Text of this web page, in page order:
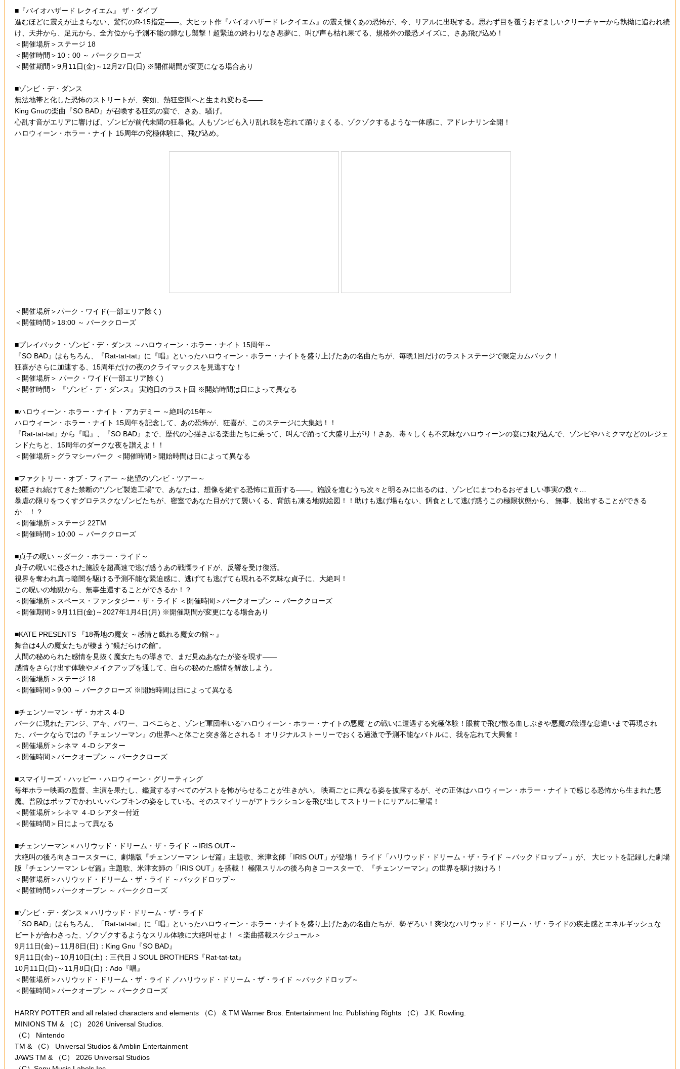
■『バイオハザード レクイエム』 ザ・ダイブ
進むほどに震えが止まらない、驚愕のR-15指定――。大ヒット作『バイオハザード レクイエム』の震え慄くあの恐怖が、今、リアルに出現する。思わず目を覆うおぞましいクリーチャーから執拗に追われ続
け、天井から、足元から、全方位から予測不能の隙なし襲撃！超緊迫の終わりなき悪夢に、叫び声も枯れ果てる、規格外の最恐メイズに、さあ飛び込め！
＜開催場所＞ステージ 18
＜開催時間＞10：00 ～ パーククローズ
＜開催期間＞9月11日(金)～12月27日(日) ※開催期間が変更になる場合あり
■ゾンビ・デ・ダンス
無法地帯と化した恐怖のストリートが、突如、熱狂空間へと生まれ変わる――
King Gnuの楽曲『SO BAD』が召喚する狂気の宴で、さあ、騒げ。
心乱す音がエリアに響けば、ゾンビが前代未聞の狂暴化。人もゾンビも入り乱れ我を忘れて踊りまくる、ゾクゾクするような一体感に、アドレナリン全開！
ハロウィーン・ホラー・ナイト 15周年の究極体験に、飛び込め。
＜開催場所＞パーク・ワイド(一部エリア除く)
＜開催時間＞18:00 ～ パーククローズ
■プレイバック・ゾンビ・デ・ダンス ～ハロウィーン・ホラー・ナイト 15周年～
『SO BAD』はもちろん、『Rat-tat-tat』に『唱』といったハロウィーン・ホラー・ナイトを盛り上げたあの名曲たちが、毎晩1回だけのラストステージで限定カムバック！
狂喜がさらに加速する、15周年だけの夜のクライマックスを見逃すな！
＜開催場所＞ パーク・ワイド(一部エリア除く)
＜開催時間＞ 『ゾンビ・デ・ダンス』 実施日のラスト回 ※開始時間は日によって異なる
■ハロウィーン・ホラー・ナイト・アカデミー ～絶叫の15年～
ハロウィーン・ホラー・ナイト 15周年を記念して、あの恐怖が、狂喜が、このステージに大集結！！
『Rat-tat-tat』から『唱』、『SO BAD』まで、歴代の心揺さぶる楽曲たちに乗って、叫んで踊って大盛り上がり！さあ、毒々しくも不気味なハロウィーンの宴に飛び込んで、ゾンビやハミクマなどのレジェ
ンドたちと、15周年のダークな夜を讃えよ！！
＜開催場所＞グラマシーパーク ＜開催時間＞開始時間は日によって異なる
■ファクトリー・オブ・フィアー ～絶望のゾンビ・ツアー～
秘匿され続けてきた禁断の“ゾンビ製造工場”で、あなたは、想像を絶する恐怖に直面する――。施設を進むうち次々と明るみに出るのは、ゾンビにまつわるおぞましい事実の数々…
暴虐の限りをつくすグロテスクなゾンビたちが、密室であなた目がけて襲いくる、背筋も凍る地獄絵図！！助けも逃げ場もない、餌食として逃げ惑うこの極限状態から、 無事、脱出することができる
か…！？
＜開催場所＞ステージ 22TM
＜開催時間＞10:00 ～ パーククローズ
■貞子の呪い ～ダーク・ホラー・ライド～
貞子の呪いに侵された施設を超高速で逃げ惑うあの戦慄ライドが、反響を受け復活。
視界を奪われ真っ暗闇を駆ける予測不能な緊迫感に、逃げても逃げても現れる不気味な貞子に、大絶叫！
この呪いの地獄から、無事生還することができるか！？
＜開催場所＞スペース・ファンタジー・ザ・ライド ＜開催時間＞パークオープン ～ パーククローズ
＜開催期間＞9月11日(金)～2027年1月4日(月) ※開催期間が変更になる場合あり
■KATE PRESENTS 『18番地の魔女 ～感情と戯れる魔女の館～』
舞台は4人の魔女たちが棲まう“鏡だらけの館”。
人間の秘められた感情を見抜く魔女たちの導きで、まだ見ぬあなたが姿を現す――
感情をさらけ出す体験やメイクアップを通して、自らの秘めた感情を解放しよう。
＜開催場所＞ステージ 18
＜開催時間＞9:00 ～ パーククローズ ※開始時間は日によって異なる
■チェンソーマン・ザ・カオス 4-D
パークに現れたデンジ、アキ、パワー、コベニらと、ゾンビ軍団率いる“ハロウィーン・ホラー・ナイトの悪魔”との戦いに遭遇する究極体験！眼前で飛び散る血しぶきや悪魔の陰湿な息遣いまで再現され
た、パークならではの『チェンソーマン』の世界へと体ごと突き落とされる！ オリジナルストーリーでおくる過激で予測不能なバトルに、我を忘れて大興奮！
＜開催場所＞シネマ ４-D シアター
＜開催時間＞パークオープン ～ パーククローズ
■スマイリーズ・ハッピー・ハロウィーン・グリーティング
毎年ホラー映画の監督、主演を果たし、鑑賞するすべてのゲストを怖がらせることが生きがい。 映画ごとに異なる姿を披露するが、その正体はハロウィーン・ホラー・ナイトで感じる恐怖から生まれた悪
魔。普段はポップでかわいいパンプキンの姿をしている。そのスマイリーがアトラクションを飛び出してストリートにリアルに登場！
＜開催場所＞シネマ ４-D シアター付近
＜開催時間＞日によって異なる
■チェンソーマン × ハリウッド・ドリーム・ザ・ライド ～IRIS OUT～
大絶叫の後ろ向きコースターに、劇場版『チェンソーマン レゼ篇』主題歌、米津玄師「IRIS OUT」が登場！ ライド「ハリウッド・ドリーム・ザ・ライド ～バックドロップ～」が、 大ヒットを記録した劇場
版『チェンソーマン レゼ篇』主題歌、米津玄師の「IRIS OUT」を搭載！ 極限スリルの後ろ向きコースターで、『チェンソーマン』の世界を駆け抜けろ！
＜開催場所＞ハリウッド・ドリーム・ザ・ライド ～バックドロップ～
＜開催時間＞パークオープン ～ パーククローズ
■ゾンビ・デ・ダンス × ハリウッド・ドリーム・ザ・ライド
「SO BAD」はもちろん、「Rat-tat-tat」に「唱」といったハロウィーン・ホラー・ナイトを盛り上げたあの名曲たちが、勢ぞろい！爽快なハリウッド・ドリーム・ザ・ライドの疾走感とエネルギッシュな
ビートが合わさった、ゾクゾクするようなスリル体験に大絶叫せよ！ ＜楽曲搭載スケジュール＞
9月11日(金)～11月8日(日)：King Gnu『SO BAD』
9月11日(金)～10月10日(土)：三代目 J SOUL BROTHERS『Rat-tat-tat』
10月11日(日)～11月8日(日)：Ado『唱』
＜開催場所＞ハリウッド・ドリーム・ザ・ライド ／ハリウッド・ドリーム・ザ・ライド ～バックドロップ～
＜開催時間＞パークオープン ～ パーククローズ
HARRY POTTER and all related characters and elements （C） & TM Warner Bros. Entertainment Inc. Publishing Rights （C） J.K. Rowling.
MINIONS TM & （C） 2026 Universal Studios.
（C） Nintendo
TM & （C） Universal Studios & Amblin Entertainment
JAWS TM & （C） 2026 Universal Studios